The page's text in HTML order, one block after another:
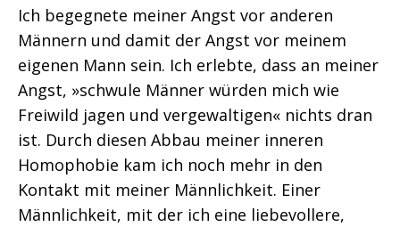
Ich begegnete meiner Angst vor anderen
Männern und damit der Angst vor meinem
eigenen Mann sein. Ich erlebte, dass an meiner
Angst, »schwule Männer würden mich wie
Freiwild jagen und vergewaltigen« nichts dran
ist. Durch diesen Abbau meiner inneren
Homophobie kam ich noch mehr in den
Kontakt mit meiner Männlichkeit. Einer
Männlichkeit, mit der ich eine liebevollere,